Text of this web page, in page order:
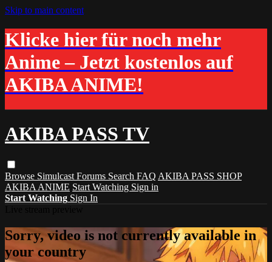
Skip to main content
Klicke hier für noch mehr
Anime – Jetzt kostenlos auf
AKIBA ANIME!
AKIBA PASS TV
Browse Simulcast Forums Search FAQ AKIBA PASS SHOP
AKIBA ANIME Start Watching Sign in
Start Watching Sign In
Sorry, video is not currently available in
your country